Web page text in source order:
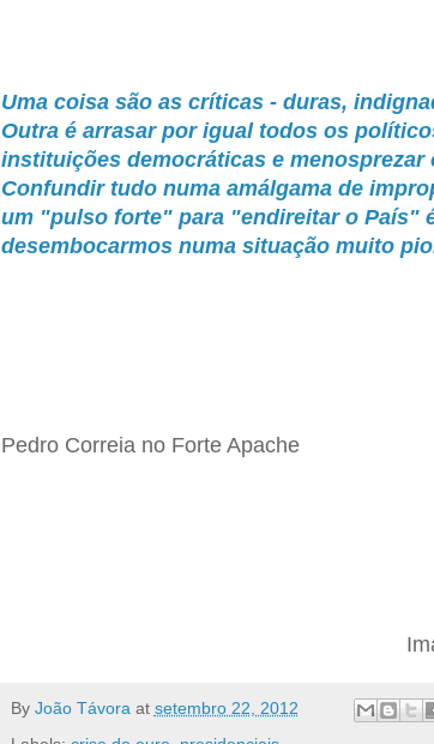
Uma coisa são as críticas - duras,
Outra é arrasar por igual todos os
instituições democráticas e
Confundir tudo numa amálgama de
um "pulso forte" para "endireitar o País"
desembocarmos numa situação muito
Pedro Correia no Forte Apache
By João Távora at setembro 22, 2012